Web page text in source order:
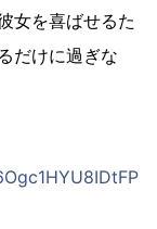
女を喜ばせるた
だけに過ぎな